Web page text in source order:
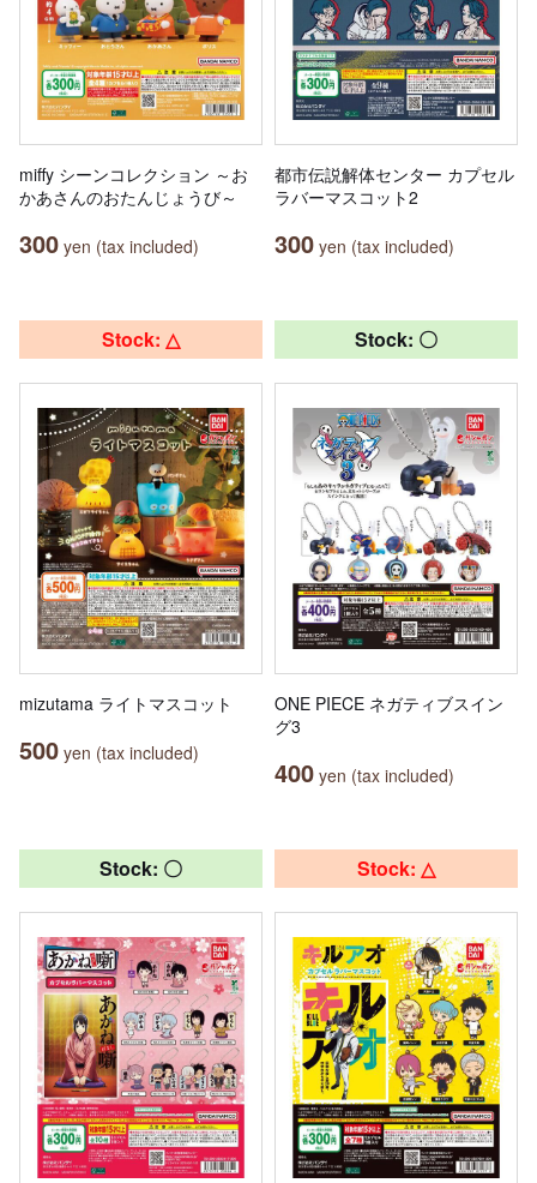
miffy シーンコレクション ～お
かあさんのおたんじょうび～
300 yen (tax included)
都市伝説解体センター カプセル
ラバーマスコット2
300 yen (tax included)
Stock: △
mizutama ライトマスコット
500 yen (tax included)
Stock: 〇
ONE PIECE ネガティブスイン
グ3
400 yen (tax included)
Stock: 〇 Stock: △